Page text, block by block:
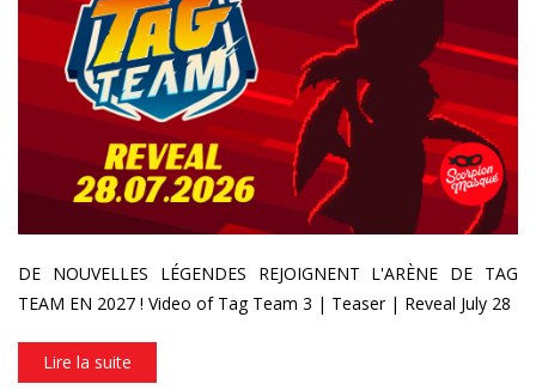
DE NOUVELLES LÉGENDES REJOIGNENT L'ARÈNE DE TAG
TEAM EN 2027 ! Video of Tag Team 3 | Teaser | Reveal July 28
Lire la suite